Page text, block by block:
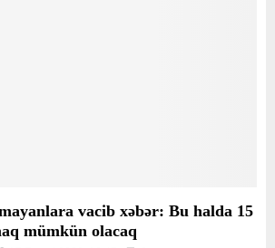
vacib xəbər: Bu halda 15
mümkün olacaq